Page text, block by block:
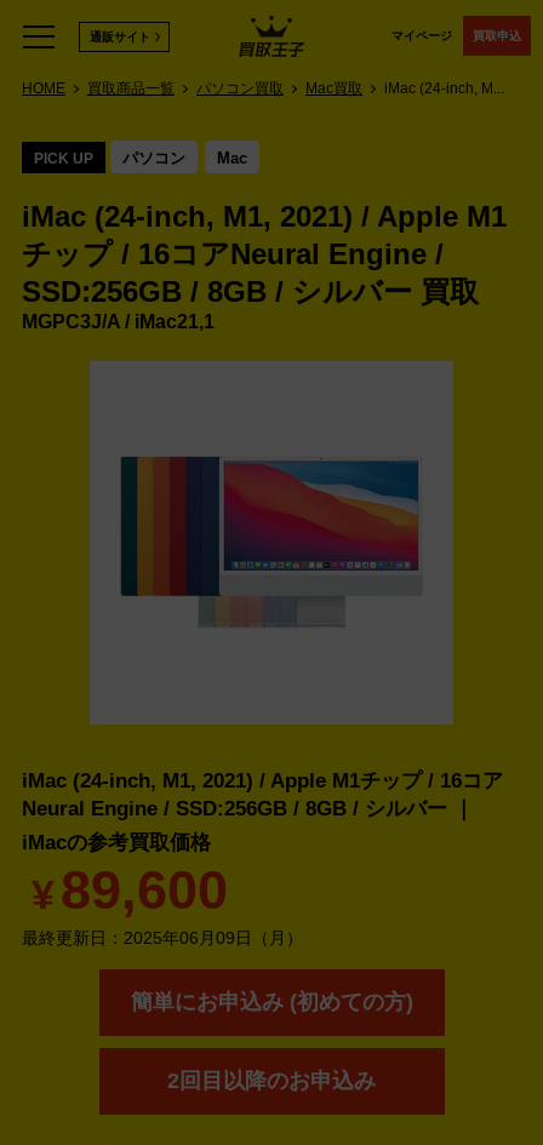
マイページ 買取申込
通販サイト
HOME 買取商品一覧 パソコン買取 Mac買取 iMac (24-inch, M...
PICK UP パソコン Mac
iMac (24-inch, M1, 2021) / Apple M1
チップ / 16コアNeural Engine /
SSD:256GB / 8GB / シルバー 買取
MGPC3J/A / iMac21,1
iMac (24-inch, M1, 2021) / Apple M1チップ / 16コア
Neural Engine / SSD:256GB / 8GB / シルバー ｜
iMacの参考買取価格
¥89,600
最終更新日： 2025年06月09日（月）
簡単にお申込み (初めての方)
2回目以降のお申込み